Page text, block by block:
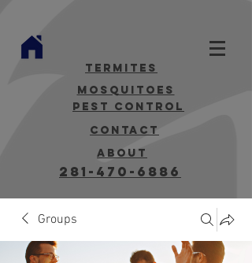
termites
mosquitoes
Pest Control
contact
about
281-470-6886
Groups